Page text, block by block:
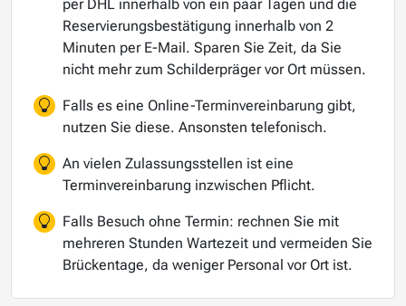
per DHL innerhalb von ein paar Tagen und die
Reservierungsbestätigung innerhalb von 2
Minuten per E-Mail. Sparen Sie Zeit, da Sie
nicht mehr zum Schilderpräger vor Ort müssen.
Falls es eine Online-Terminvereinbarung gibt,
nutzen Sie diese. Ansonsten telefonisch.
An vielen Zulassungsstellen ist eine
Terminvereinbarung inzwischen Pflicht.
Falls Besuch ohne Termin: rechnen Sie mit
mehreren Stunden Wartezeit und vermeiden Sie
Brückentage, da weniger Personal vor Ort ist.